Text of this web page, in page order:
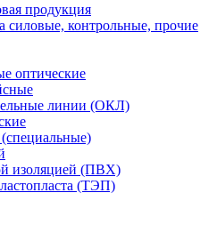
продукция
силовые, контрольные, прочие
оптические
линии (ОКЛ)
изоляцией (ПВХ)
(ТЭП)